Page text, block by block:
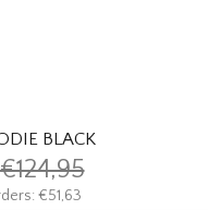
BLACK
€124,95
€51,63